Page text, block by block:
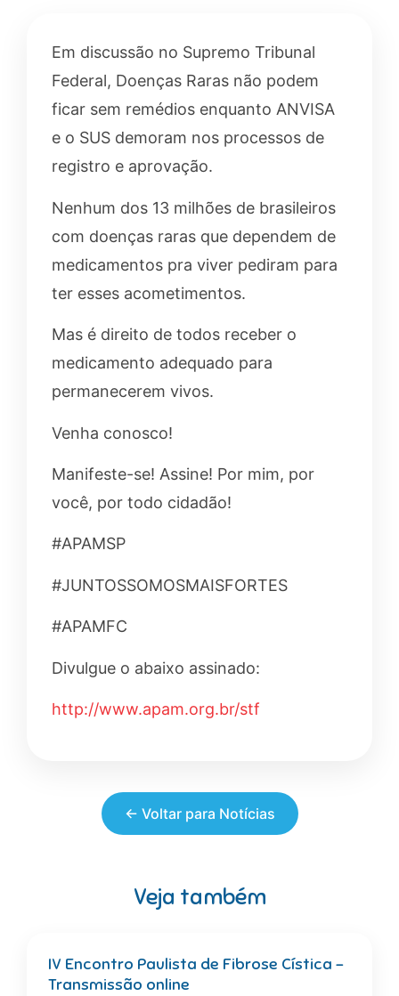
Em discussão no Supremo Tribunal
Federal, Doenças Raras não podem
ficar sem remédios enquanto ANVISA
e o SUS demoram nos processos de
registro e aprovação.
Nenhum dos 13 milhões de brasileiros
com doenças raras que dependem de
medicamentos pra viver pediram para
ter esses acometimentos.
Mas é direito de todos receber o
medicamento adequado para
permanecerem vivos.
Venha conosco!
Manifeste-se! Assine! Por mim, por
você, por todo cidadão!
#APAMSP
#JUNTOSSOMOSMAISFORTES
#APAMFC
Divulgue o abaixo assinado:
http://www.apam.org.br/stf
← Voltar para Notícias
Veja também
IV Encontro Paulista de Fibrose Cística –
Transmissão online